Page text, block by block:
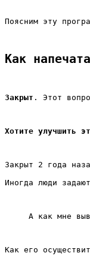
Поясним эту
Как
Закрыт . Этот
Хотите улучшить
Закрыт 2 года
Иногда люди
А как мне
Как его